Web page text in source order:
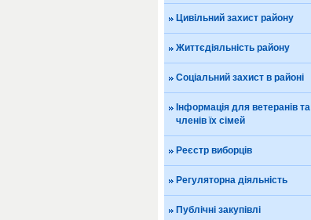
Цивільний захист району
Життєдіяльність району
Соціальний захист в районі
Інформація для ветеранів та
членів їх сімей
Реєстр виборців
Регуляторна діяльність
Публічні закупівлі